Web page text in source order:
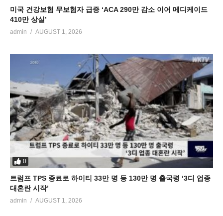
미국 건강보험 무보험자 급증 ‘ACA 290만 감소 이어 메디케이드
410만 상실’
admin AUGUST 1, 2026
0
트럼프 TPS 종료로 하이티 33만 명 등 130만 명 출국령 ‘3디 업종
대혼란 시작’
admin AUGUST 1, 2026